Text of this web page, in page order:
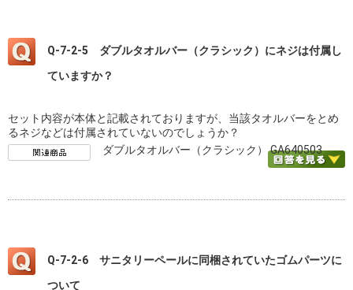
Q-7-2-5 ダブルタオルバー（クラシック）にネジは付属し
ていますか？
セット内容が本体と記載されておりますが、当該タオルバーをとめ
るネジなどは付属されていないのでしょうか？
ダブルタオルバー（クラシック） GA640503
Q-7-2-6 サニタリーペールに同梱されていたゴムパーツに
ついて